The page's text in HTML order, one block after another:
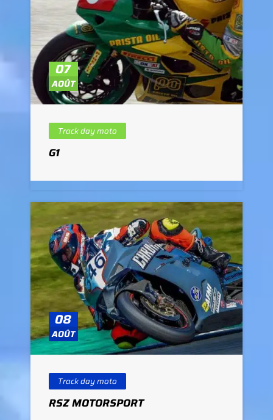
07
AOÛT
Track day moto
G1
08
AOÛT
Track day moto
RSZ MOTORSPORT